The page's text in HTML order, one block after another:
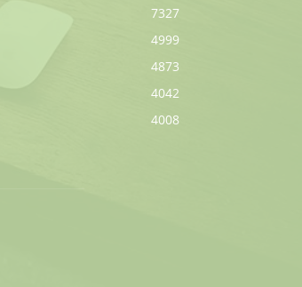
7327
4999
4873
4042
4008